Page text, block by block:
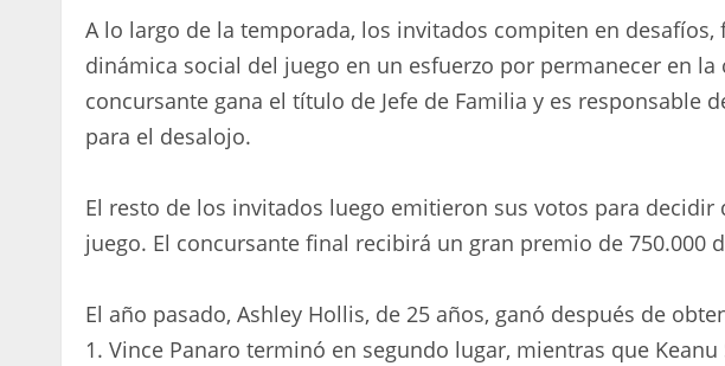
A lo largo de la temporada, los invitados compiten en desafíos,
dinámica social del juego en un esfuerzo por permanecer en la
concursante gana el título de Jefe de Familia y es responsable
para el desalojo.
El resto de los invitados luego emitieron sus votos para decidir
juego. El concursante final recibirá un gran premio de 750.000
El año pasado, Ashley Hollis, de 25 años, ganó después de
1. Vince Panaro terminó en segundo lugar, mientras que